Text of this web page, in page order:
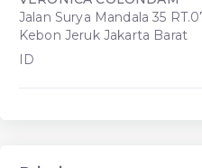
Jalan Surya Mandala 35
Kebon Jeruk Jakarta Barat
ID